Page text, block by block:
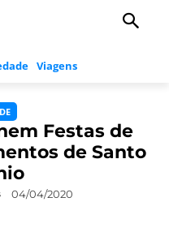
Viagens
Festas de
de Santo
04/04/2020